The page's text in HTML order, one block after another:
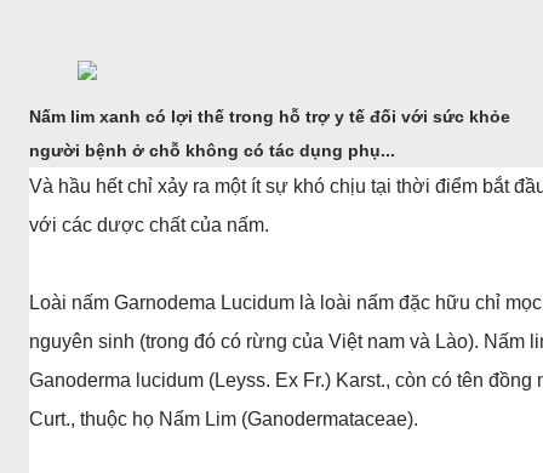
Nấm lim xanh có lợi thế trong hỗ trợ y tế đối với sức khỏe
người bệnh ở chỗ không có tác dụng phụ...
Và hầu hết chỉ xảy ra một ít sự khó chịu tại thời điểm bắt
với các dược chất của nấm.
Loài nấm Garnodema Lucidum là loài nấm đặc hữu chỉ
nguyên sinh (trong đó có rừng của Việt nam và Lào). Nấm
Ganoderma lucidum (Leyss. Ex Fr.) Karst., còn có tên
Curt., thuộc họ Nấm Lim (Ganodermataceae).